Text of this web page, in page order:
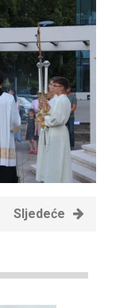
Sljedeće